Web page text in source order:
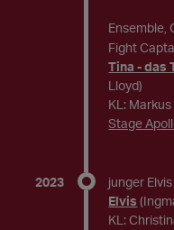
Ensemble,
Fight
Tina - das
Lloyd)
KL: Markus
Stage
2023
junger
Elvis
KL: